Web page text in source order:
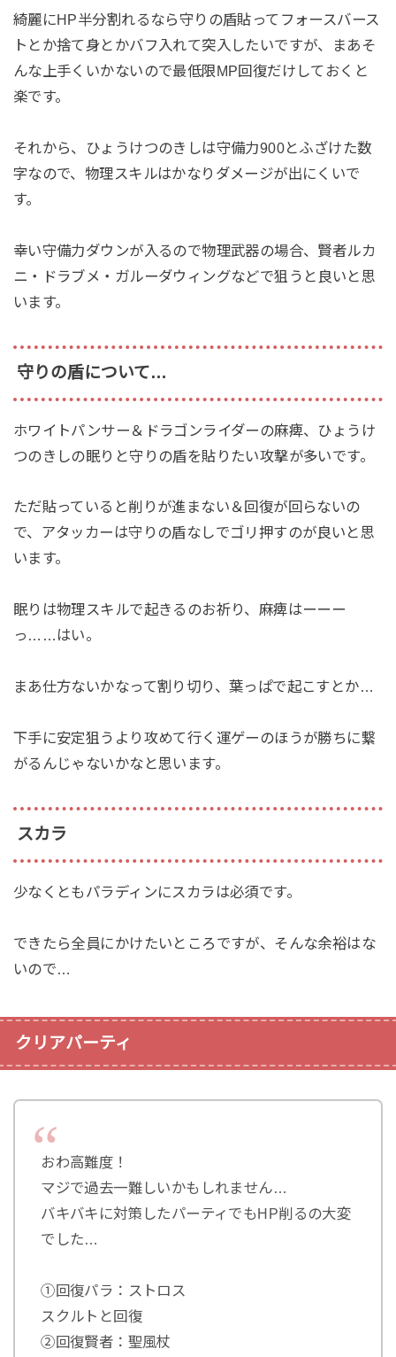
綺麗にHP半分割れるなら守りの盾貼ってフォースバース
トとか捨て身とかバフ入れて突入したいですが、まあそ
んな上手くいかないので最低限MP回復だけしておくと
楽です。
それから、ひょうけつのきしは守備力900とふざけた数
字なので、物理スキルはかなりダメージが出にくいで
す。
幸い守備力ダウンが入るので物理武器の場合、賢者ルカ
ニ・ドラブメ・ガルーダウィングなどで狙うと良いと思
います。
守りの盾について…
ホワイトパンサー＆ドラゴンライダーの麻痺、ひょうけ
つのきしの眠りと守りの盾を貼りたい攻撃が多いです。
ただ貼っていると削りが進まない＆回復が回らないの
で、アタッカーは守りの盾なしでゴリ押すのが良いと思
います。
眠りは物理スキルで起きるのお祈り、麻痺はーーー
っ……はい。
まあ仕方ないかなって割り切り、葉っぱで起こすとか…
下手に安定狙うより攻めて行く運ゲーのほうが勝ちに繋
がるんじゃないかなと思います。
スカラ
少なくともパラディンにスカラは必須です。
できたら全員にかけたいところですが、そんな余裕はな
いので…
クリアパーティ
おわ高難度！
マジで過去一難しいかもしれません…
バキバキに対策したパーティでもHP削るの大変
でした…
①回復パラ：ストロス
スクルトと回復
②回復賢者：聖風杖